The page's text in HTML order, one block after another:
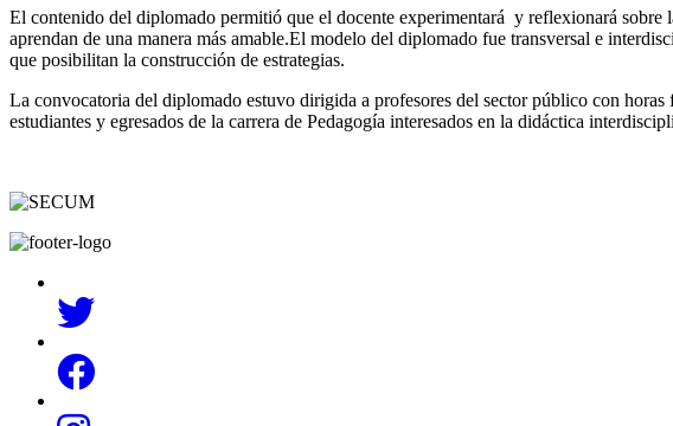
El contenido del diplomado permitió que el docente experimentará y reflexionará
aprendan de una manera más amable.El modelo del diplomado fue transversal e
que posibilitan la construcción de estrategias.
La convocatoria del diplomado estuvo dirigida a profesores del sector público con
estudiantes y egresados de la carrera de Pedagogía interesados en la didáctica